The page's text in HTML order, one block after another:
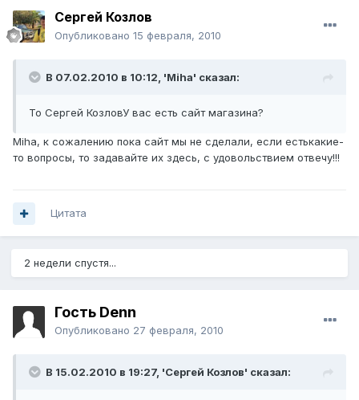
Сергей Козлов
Опубликовано 15 февраля, 2010
В 07.02.2010 в 10:12, 'Miha' сказал:
То Сергей КозловУ вас есть сайт магазина?
Miha, к сожалению пока сайт мы не сделали, если естькакие-
то вопросы, то задавайте их здесь, с удовольствием отвечу!!!
Цитата
2 недели спустя...
Гость Denn
Опубликовано 27 февраля, 2010
В 15.02.2010 в 19:27, 'Сергей Козлов' сказал: